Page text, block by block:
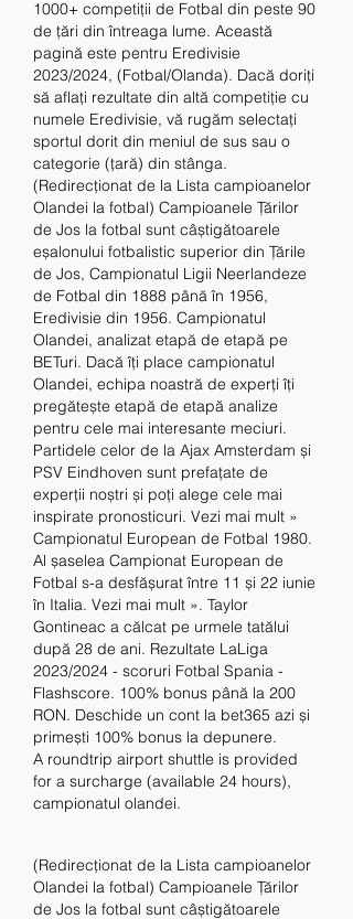
1000+ competiții de Fotbal din peste 90
de țări din întreaga lume. Această
pagină este pentru Eredivisie
2023/2024, (Fotbal/Olanda). Dacă doriți
să aflați rezultate din altă competiție cu
numele Eredivisie, vă rugăm selectați
sportul dorit din meniul de sus sau o
categorie (țară) din stânga.
(Redirecționat de la Lista campioanelor
Olandei la fotbal) Campioanele Țărilor
de Jos la fotbal sunt câștigătoarele
eșalonului fotbalistic superior din Țările
de Jos, Campionatul Ligii Neerlandeze
de Fotbal din 1888 până în 1956,
Eredivisie din 1956. Campionatul
Olandei, analizat etapă de etapă pe
BETuri. Dacă îți place campionatul
Olandei, echipa noastră de experți îți
pregătește etapă de etapă analize
pentru cele mai interesante meciuri.
Partidele celor de la Ajax Amsterdam și
PSV Eindhoven sunt prefațate de
experții noștri și poți alege cele mai
inspirate pronosticuri. Vezi mai mult »
Campionatul European de Fotbal 1980.
Al șaselea Campionat European de
Fotbal s-a desfășurat între 11 și 22 iunie
în Italia. Vezi mai mult ». Taylor
Gontineac a călcat pe urmele tatălui
după 28 de ani. Rezultate LaLiga
2023/2024 - scoruri Fotbal Spania -
Flashscore. 100% bonus până la 200
RON. Deschide un cont la bet365 azi și
primești 100% bonus la depunere.
A roundtrip airport shuttle is provided
for a surcharge (available 24 hours),
campionatul olandei.
(Redirecționat de la Lista campioanelor
Olandei la fotbal) Campioanele Țărilor
de Jos la fotbal sunt câștigătoarele